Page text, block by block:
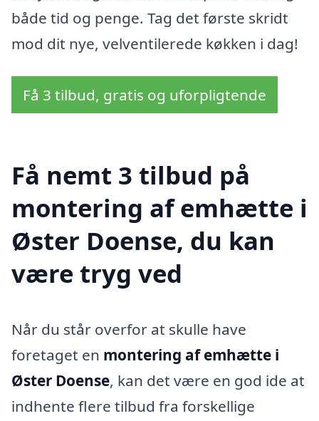
både tid og penge. Tag det første skridt
mod dit nye, velventilerede køkken i dag!
Få 3 tilbud, gratis og uforpligtende
Få nemt 3 tilbud på
montering af emhætte i
Øster Doense, du kan
være tryg ved
Når du står overfor at skulle have
foretaget en montering af emhætte i
Øster Doense, kan det være en god ide at
indhente flere tilbud fra forskellige